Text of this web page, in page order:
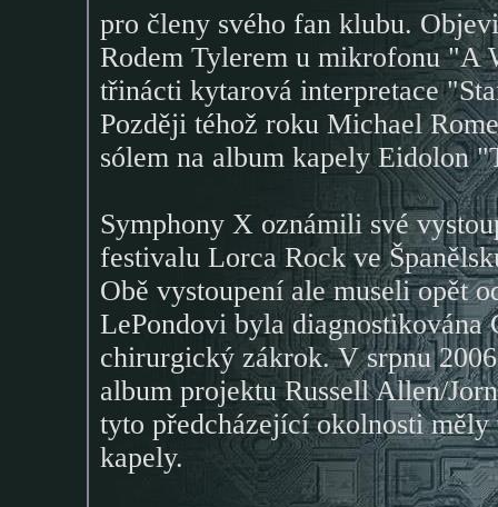
pro členy svého fan klubu.
Rodem Tylerem u mikrofonu "A
třinácti kytarová interpretace
Později téhož roku Michael
sólem na album kapely Eidolon
Symphony X oznámili své
festivalu Lorca Rock ve
Obě vystoupení ale museli opět
LePondovi byla
chirurgický zákrok. V srpnu
album projektu Russell Allen/
tyto předcházející okolnosti
kapely.